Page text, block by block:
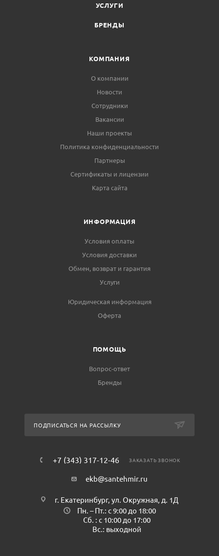
УСЛУГИ
БРЕНДЫ
КОМПАНИЯ
О компании
Новости
Сотрудники
Вакансии
Наши проекты
Политика конфиденциальности
Партнеры
Сертификаты и лицензии
Карта сайта
ИНФОРМАЦИЯ
Условия оплаты
Условия доставки
Обмен, возврат и гарантия
Услуги
Юридическая информация
Оферта
ПОМОЩЬ
Вопрос-ответ
Бренды
ПОДПИСАТЬСЯ НА РАССЫЛКУ
+7 (343) 317-12-46 ЗАКАЗАТЬ ЗВОНОК
ekb@santehmir.ru
г. Екатеринбург, ул. Окружная, д. 1Д
Пн. – Пт.: с 9:00 до 18:00
Сб. : с 10:00 до 17:00
Вс.: выходной